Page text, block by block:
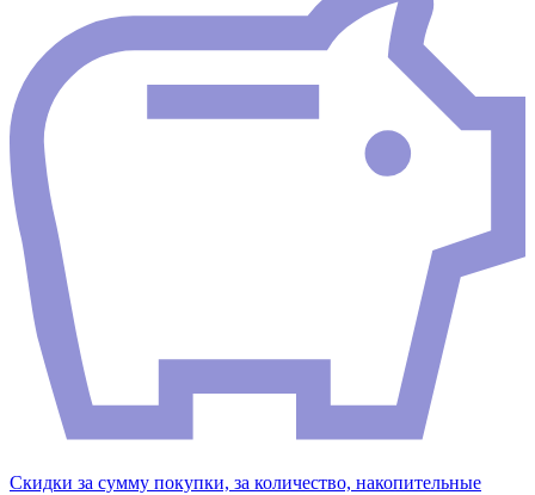
Скидки за сумму покупки, за количество, накопительные